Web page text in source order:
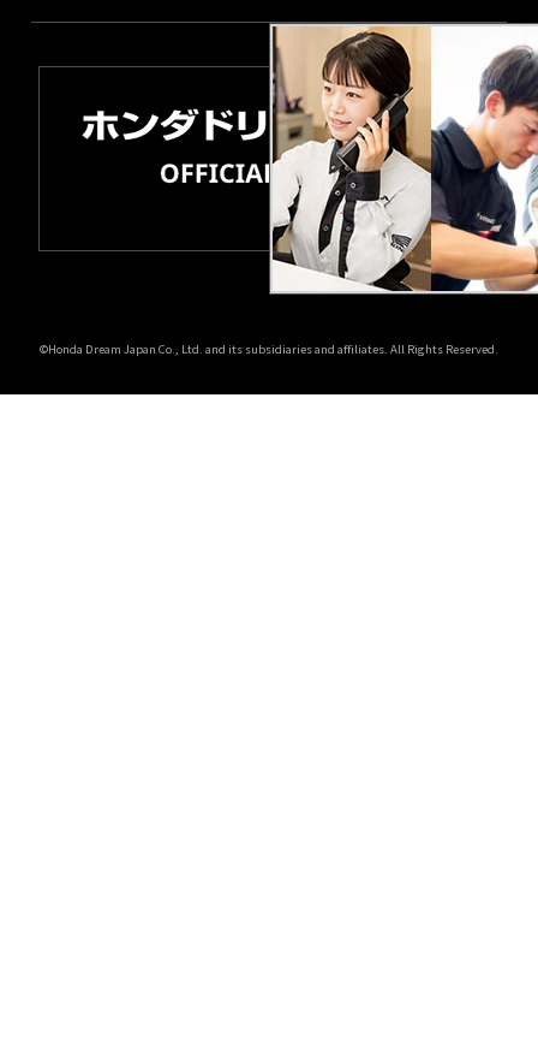
©Honda Dream Japan Co., Ltd. and its subsidiaries and affiliates. All Rights Reserved.